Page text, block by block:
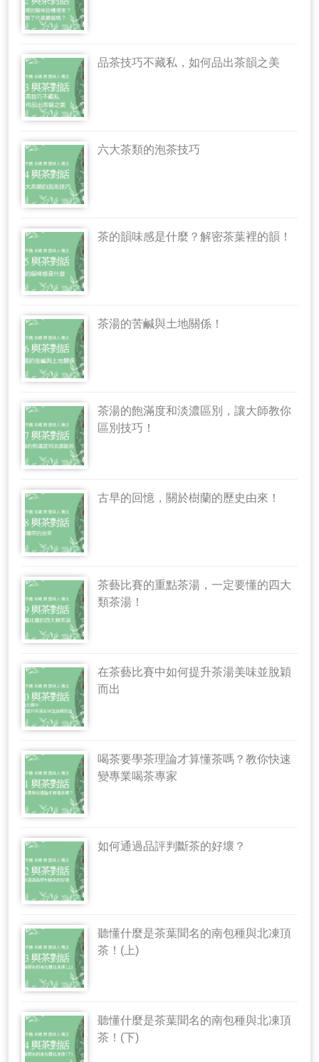
品茶技巧不藏私，如何品出茶韻之美
六大茶類的泡茶技巧
茶的韻味感是什麼？解密茶葉裡的韻！
茶湯的苦鹹與土地關係！
茶湯的飽滿度和淡濃區別，讓大師教你
區別技巧！
古早的回憶，關於樹蘭的歷史由來！
茶藝比賽的重點茶湯，一定要懂的四大
類茶湯！
在茶藝比賽中如何提升茶湯美味並脫穎
而出
喝茶要學茶理論才算懂茶嗎？教你快速
變專業喝茶專家
如何通過品評判斷茶的好壞？
聽懂什麼是茶葉聞名的南包種與北凍頂
茶！(上)
聽懂什麼是茶葉聞名的南包種與北凍頂
茶！(下)